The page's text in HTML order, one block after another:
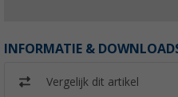
INFORMATIE &
Vergelijk dit artikel